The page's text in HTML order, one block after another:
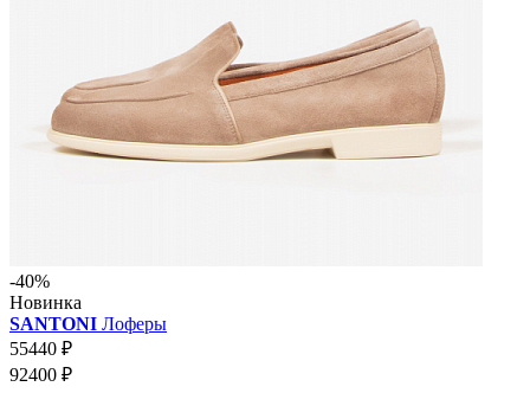
-40%
Новинка
SANTONI Лоферы
55440 ₽
92400 ₽